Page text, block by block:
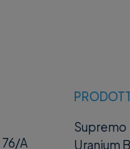
A
Supremo
Uranium